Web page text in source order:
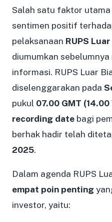
Salah satu faktor
sentimen positif
pelaksanaan RUPS
diumumkan
informasi. RUPS Luar
diselenggarakan pada
pukul 07.00 GMT (14.00
recording date bagi
berhak hadir telah
2025.
Dalam agenda RUPS
empat poin penting
investor, yaitu: